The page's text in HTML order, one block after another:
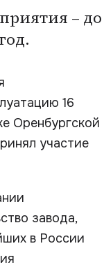
– до
16
Оренбургской
участие
завода,
в России